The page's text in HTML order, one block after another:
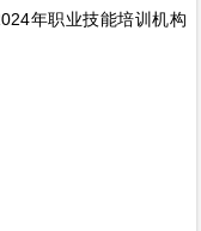
年职业技能培训机构